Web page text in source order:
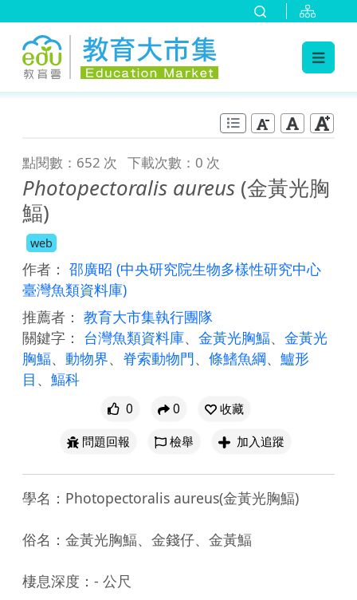
點閱數：652 次 下載次數：0 次
Photopectoralis aureus (金黃光胸
鰏)
web
作者： 邵廣昭 (中央研究院生物多樣性研究中心
臺灣魚類資料庫)
推薦者： 教育大市集執行團隊
關鍵字： 台灣魚類資料庫、 金黃光胸鰏、 金黃光
胸鰏、 動物界、 脊索動物門、 條鰭魚綱、 鱸形
目 、 鰏科
0 0
收藏
問題回報
檢舉 加入追蹤
學名：Photopectoralis aureus(金黃光胸鰏)
俗名：金黃光胸鰏、金錢仔、金黃鰏
棲息深度：- 公尺